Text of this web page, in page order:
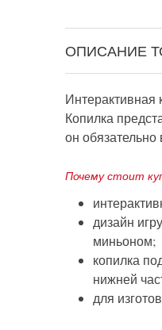
ОПИСАНИЕ
Копилка
он
Почему стоит
дизайн
миньоном;
копилка
нижней
для